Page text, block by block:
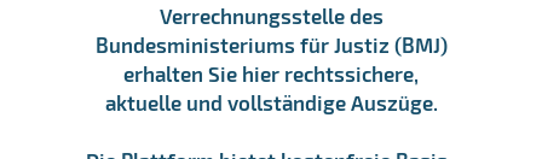
Verrechnungsstelle des
Bundesministeriums für Justiz (BMJ)
erhalten Sie hier rechtssichere,
aktuelle und vollständige Auszüge.